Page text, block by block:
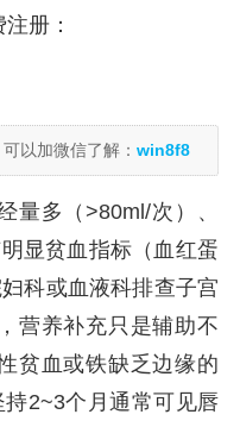
册：
以加微信了解： win8f8
量多（>80ml/次）、
显贫血指标（血红蛋
科或血液科排查子宫
营养补充只是辅助不
贫血或铁缺乏边缘的
2~3个月通常可见唇